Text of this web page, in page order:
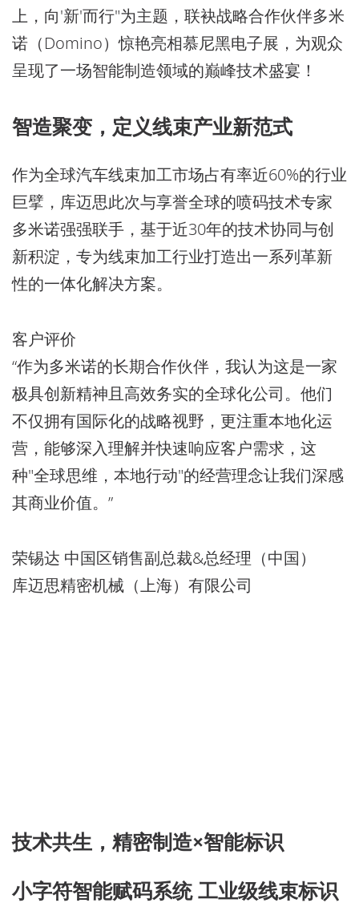
上，向'新'而行"为主题，联袂战略合作伙伴多米
诺（Domino）惊艳亮相慕尼黑电子展，为观众
呈现了一场智能制造领域的巅峰技术盛宴！
智造聚变，定义线束产业新范式
作为全球汽车线束加工市场占有率近60%的行业
巨擘，库迈思此次与享誉全球的喷码技术专家
多米诺强强联手，基于近30年的技术协同与创
新积淀，专为线束加工行业打造出一系列革新
性的一体化解决方案。
客户评价
“作为多米诺的长期合作伙伴，我认为这是一家
极具创新精神且高效务实的全球化公司。他们
不仅拥有国际化的战略视野，更注重本地化运
营，能够深入理解并快速响应客户需求，这
种"全球思维，本地行动"的经营理念让我们深感
其商业价值。”
荣锡达 中国区销售副总裁&总经理（中国）
库迈思精密机械（上海）有限公司
技术共生，精密制造×智能标识
小字符智能赋码系统 工业级线束标识